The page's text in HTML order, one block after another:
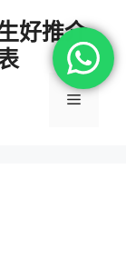
好推介
選